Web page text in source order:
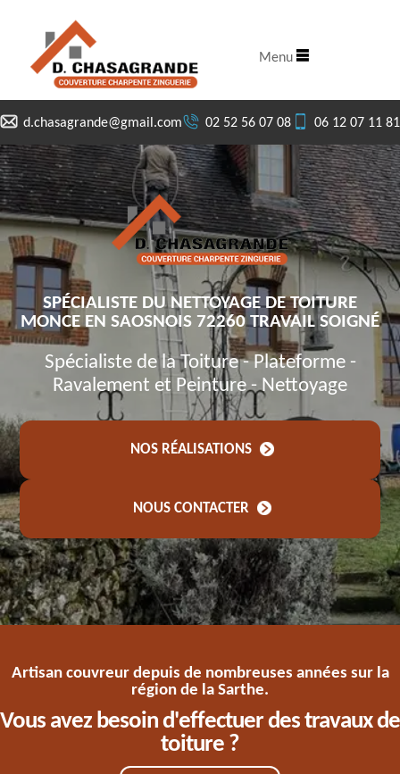
d.chasagrande@gmail.com 02 52 56 07 08 06 12 07 11 81
Menu
SPÉCIALISTE DU NETTOYAGE DE TOITURE
MONCE EN SAOSNOIS 72260 TRAVAIL SOIGNÉ
Spécialiste de la Toiture - Plateforme -
Ravalement et Peinture - Nettoyage
NOS RÉALISATIONS
NOUS CONTACTER
Artisan couvreur depuis de nombreuses années sur la
région de la Sarthe.
Vous avez besoin d'effectuer des travaux de
toiture ?